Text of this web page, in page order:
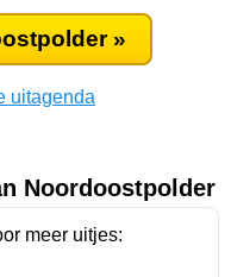
»
uitagenda
Noordoostpolder
meer uitjes: